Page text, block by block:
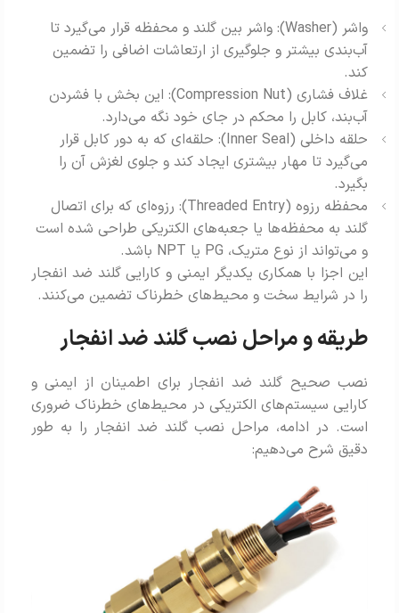
واشر (Washer): واشر بین گلند و محفظه قرار می‌گیرد تا
آب‌بندی بیشتر و جلوگیری از ارتعاشات اضافی را تضمین
کند.
غلاف فشاری (Compression Nut): این بخش با فشردن
آب‌بند، کابل را محکم در جای خود نگه می‌دارد.
حلقه داخلی (Inner Seal): حلقه‌ای که به دور کابل قرار
می‌گیرد تا مهار بیشتری ایجاد کند و جلوی لغزش آن را
بگیرد.
محفظه رزوه (Threaded Entry): رزوه‌ای که برای اتصال
گلند به محفظه‌ها یا جعبه‌های الکتریکی طراحی شده است
و می‌تواند از نوع متریک، PG یا NPT باشد.
این اجزا با همکاری یکدیگر ایمنی و کارایی گلند ضد انفجار
را در شرایط سخت و محیط‌های خطرناک تضمین می‌کنند.
طریقه و مراحل نصب گلند ضد انفجار
نصب صحیح گلند ضد انفجار برای اطمینان از ایمنی و
کارایی سیستم‌های الکتریکی در محیط‌های خطرناک ضروری
است. در ادامه، مراحل نصب گلند ضد انفجار را به طور
دقیق شرح می‌دهیم: